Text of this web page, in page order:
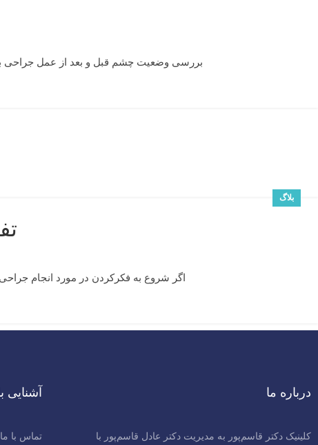
بررسی وضعیت چشم قبل و بعد از عمل جراحی
بلاگ
اگر شروع به فکرکردن در مورد انجام
درباره ما
کلینیک دکتر قاسم‌پور به مدیریت دکتر عادل قاسم‌پور با
آشنایی
تماس با ما